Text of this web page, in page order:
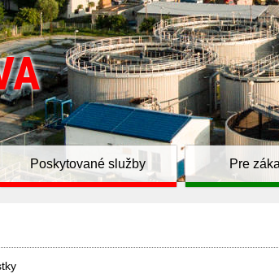
Poskytované služby Pre